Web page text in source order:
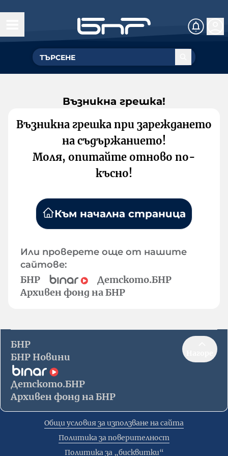
Възникна грешка!
Възникна грешка при зареждането
на съдържанието!
Моля, опитайте отново по-
късно!
Към начална страница
Или проверете още от нашите
сайтове:
БНР
Детското.БНР
Архивен фонд на БНР
БНР
БНР Новини
Детското.БНР
Архивен фонд на БНР
Общи условия за използване на сайта
Политика за поверителност
Политика за „бисквитки“